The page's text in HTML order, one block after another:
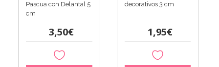
Pascua con Delantal 5
cm
3,50€
decorativos 3 cm
1,95€